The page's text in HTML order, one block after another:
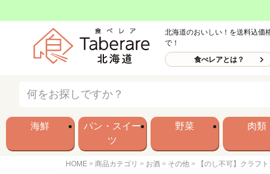
北海道のおいしい！を送料込価
で！
食べレアとは？
海鮮
パン・スイー
ツ
野菜 肉類
HOME 商品カテゴリ お酒 その他 【のし不可】クラフ